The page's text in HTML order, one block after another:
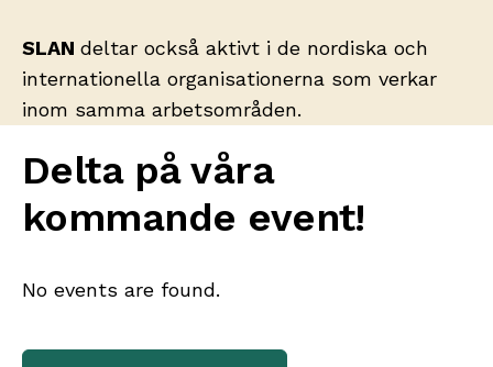
SLAN deltar också aktivt i de nordiska och
internationella organisationerna som verkar
inom samma arbetsområden.
Delta på våra
kommande event!
No events are found.